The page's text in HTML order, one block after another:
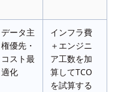
データ主
権優先・
コスト最
適化
インフラ費
＋エンジニ
ア工数を加
算してTCO
を試算する